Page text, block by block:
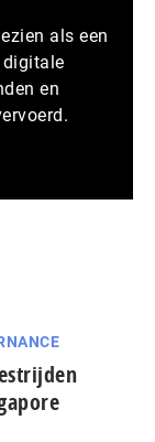
als een
digitale
en